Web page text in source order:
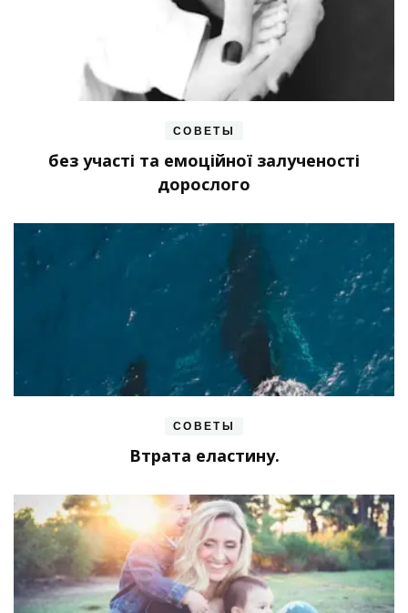
СОВЕТЫ
без участі та емоційної залученості
дорослого
СОВЕТЫ
Втрата еластину.